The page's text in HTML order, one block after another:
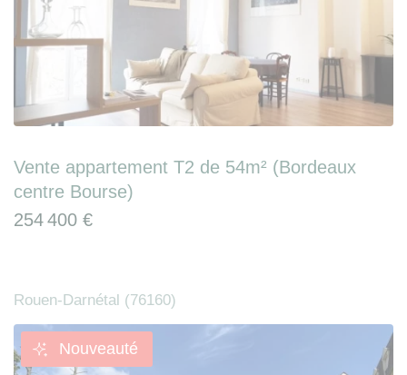
Vente appartement T2 de 54m² (Bordeaux
centre Bourse)
254 400 €
Rouen-Darnétal (76160)
Nouveauté